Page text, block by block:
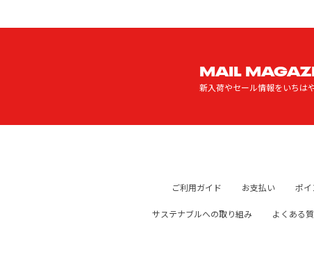
MAIL
新入荷やセール情報をいちは
ご利用ガイド お支払い ポイ
サステナブルへの取り組み よくある